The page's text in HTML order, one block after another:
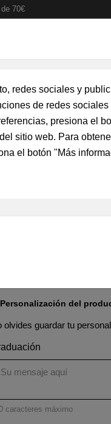
redes sociales y
de redes
presiona el
sitio web. Para
el botón "Más
70€
Productos
Mecánico uniformidad árida
€
bordado para
Personalización del
olvides guardar tu
caracteres máximo